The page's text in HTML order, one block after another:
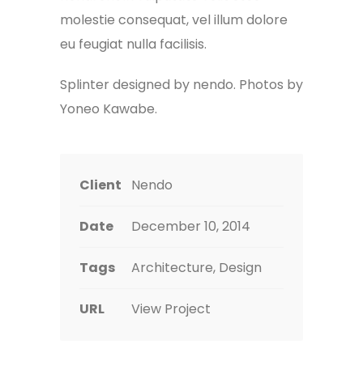
molestie consequat, vel illum dolore
eu feugiat nulla facilisis.
Splinter designed by nendo. Photos by
Yoneo Kawabe.
Client Nendo
Date December 10, 2014
Tags Architecture, Design
URL View Project